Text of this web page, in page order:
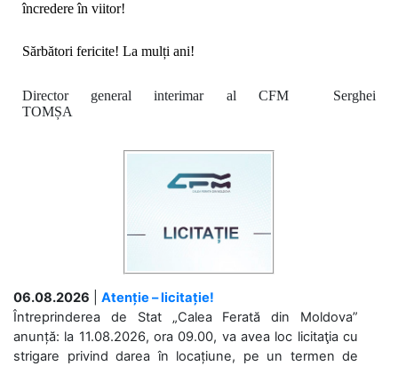
încredere în viitor!
Sărbători fericite! La mulți ani!
Director general interimar al CFM Serghei
TOMȘA
06.08.2026
Atenție – licitație!
Întreprinderea de Stat „Calea Ferată din Moldova”
anunță: la 11.08.2026, ora 09.00, va avea loc licitaţia cu
strigare privind darea în locațiune, pe un termen de